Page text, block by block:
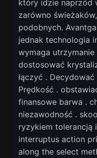
który idzie naprzód
zarówno
podobnych.
jednak technologia
wymaga
dostosować
łączyć .
Prędkość .
finansowe barwa .
niezawodność .
ryzykiem tolerancją
interruptus action
along the select